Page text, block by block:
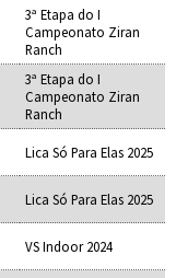
3ª Etapa do I
Campeonato Ziran
Ranch
3ª Etapa do I
Campeonato Ziran
Ranch
Lica Só Para Elas 2025
Lica Só Para Elas 2025
VS Indoor 2024